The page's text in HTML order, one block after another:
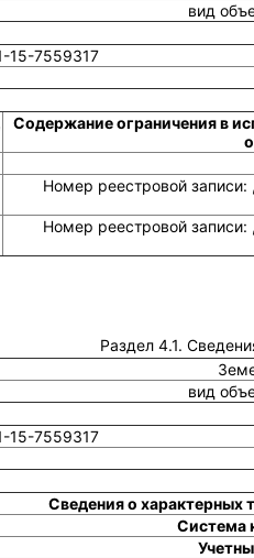
вид
15-7559317
Содержание ограничения в
Номер реестровой
Номер реестровой
Раздел 4.1.
вид
15-7559317
Сведения о характерных
Система